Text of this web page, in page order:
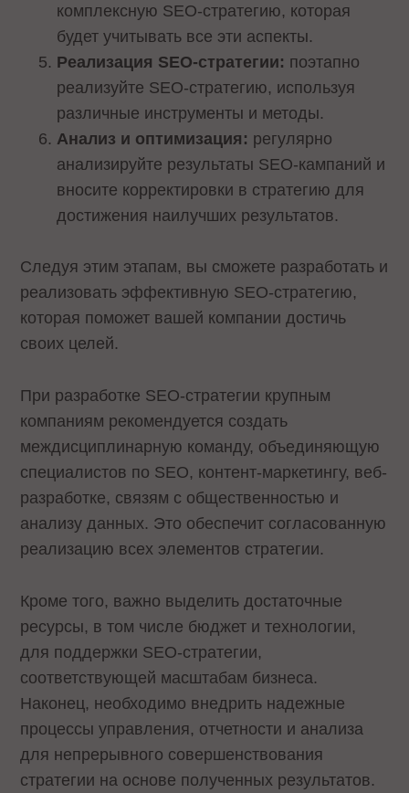
комплексную SEO-стратегию, которая
будет учитывать все эти аспекты.
Реализация SEO-стратегии: поэтапно
реализуйте SEO-стратегию, используя
различные инструменты и методы.
Анализ и оптимизация: регулярно
анализируйте результаты SEO-кампаний и
вносите корректировки в стратегию для
достижения наилучших результатов.
Следуя этим этапам, вы сможете разработать и
реализовать эффективную SEO-стратегию,
которая поможет вашей компании достичь
своих целей.
При разработке SEO-стратегии крупным
компаниям рекомендуется создать
междисциплинарную команду, объединяющую
специалистов по SEO, контент-маркетингу, веб-
разработке, связям с общественностью и
анализу данных. Это обеспечит согласованную
реализацию всех элементов стратегии.
Кроме того, важно выделить достаточные
ресурсы, в том числе бюджет и технологии,
для поддержки SEO-стратегии,
соответствующей масштабам бизнеса.
Наконец, необходимо внедрить надежные
процессы управления, отчетности и анализа
для непрерывного совершенствования
стратегии на основе полученных результатов.